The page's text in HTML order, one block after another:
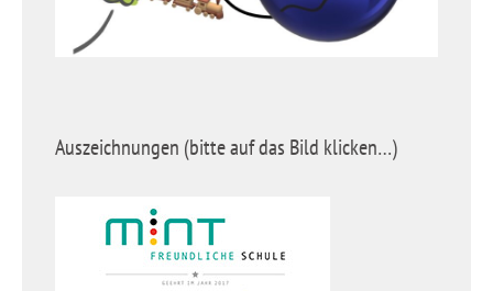
Auszeichnungen (bitte auf das Bild klicken…)